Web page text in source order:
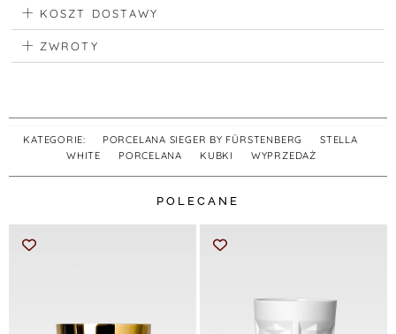
KOSZT DOSTAWY
ZWROTY
KATEGORIE: PORCELANA SIEGER BY FÜRSTENBERG ,STELLA
WHITE
PORCELANA KUBKI WYPRZEDAŻ
POLECANE